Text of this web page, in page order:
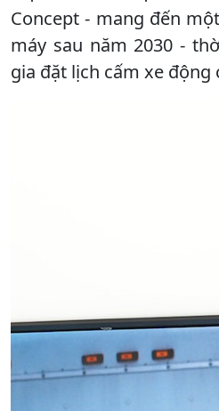
Concept - mang đến
máy sau năm 2030 -
gia đặt lịch cấm xe động